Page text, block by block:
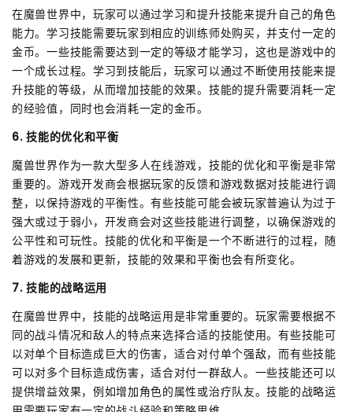
在魔兽世界中，玩家可以通过学习和提升技能来提升自己的角色
能力。学习技能需要玩家到相应的训练师处购买，并支付一定的
金币。一些技能需要达到一定的等级才能学习，这也是游戏中的
一个成长过程。学习到技能后，玩家可以通过不断使用技能来提
升技能的等级，从而增加技能的效果。技能的提升需要消耗一定
的经验值，同时也会消耗一定的金币。
6. 技能的优化和平衡
魔兽世界作为一款大型多人在线游戏，技能的优化和平衡是非常
重要的。游戏开发商会根据玩家的反馈和游戏数据对技能进行调
整，以保持游戏的平衡性。有些技能可能会被玩家普遍认为过于
强大或过于弱小，开发商会对这些技能进行调整，以确保游戏的
公平性和可玩性。技能的优化和平衡是一个不断进行的过程，随
着游戏的发展和更新，技能的效果和平衡也会有所变化。
7. 技能的战略运用
在魔兽世界中，技能的战略运用是非常重要的。玩家需要根据不
同的战斗情况和敌人的特点来选择合适的技能使用。有些技能可
以对单个目标造成巨大的伤害，适合对付单个强敌，而有些技能
可以对多个目标造成伤害，适合对付一群敌人。一些技能还可以
提供增益效果，例如增加角色的属性或治疗队友。技能的战略运